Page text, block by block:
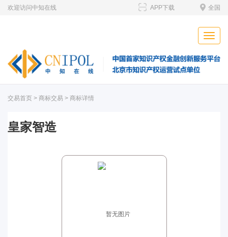
欢迎访问中知在线 全国
APP下载
Toggle
交易首页 > 商标交易 > 商标详情
皇家智造